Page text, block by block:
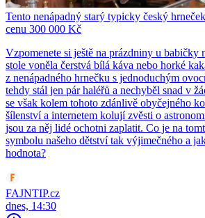
Tento nenápadný starý typicky český
cenu 300 000 Kč
Vzpomenete si ještě na prázdniny u babičky
stole voněla čerstvá bílá káva nebo horké
z nenápadného hrnečku s jednoduchým
tehdy stál jen pár haléřů a nechyběl snad v
se však kolem tohoto zdánlivě obyčejného
šílenství a internetem kolují zvěsti o
jsou za něj lidé ochotni zaplatit. Co je na
symbolu našeho dětství tak výjimečného a
hodnota?
FAJNTIP.cz
dnes, 14:30